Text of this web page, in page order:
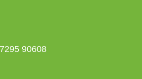
90608